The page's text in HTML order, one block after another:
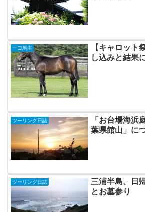
一口馬主
【キャロット
し込みと結果
ツーリング日誌
「お台場海浜
葉県館山」に
ツーリング日誌
三浦半島、日
とお墓参り